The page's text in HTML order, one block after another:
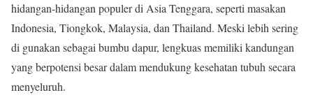
hidangan-hidangan populer di Asia Tenggara, seperti masakan
Indonesia, Tiongkok, Malaysia, dan Thailand. Meski lebih sering
di gunakan sebagai bumbu dapur, lengkuas memiliki kandungan
yang berpotensi besar dalam mendukung kesehatan tubuh secara
menyeluruh.